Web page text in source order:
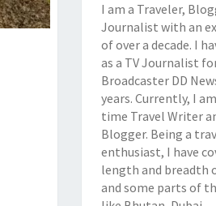
I am a Traveler,
Journalist with an
of over a decade. I
as a TV Journalist
Broadcaster DD
years. Currently, I
time Travel Writer
Blogger. Being a
enthusiast, I have
length and breadth
and some parts of